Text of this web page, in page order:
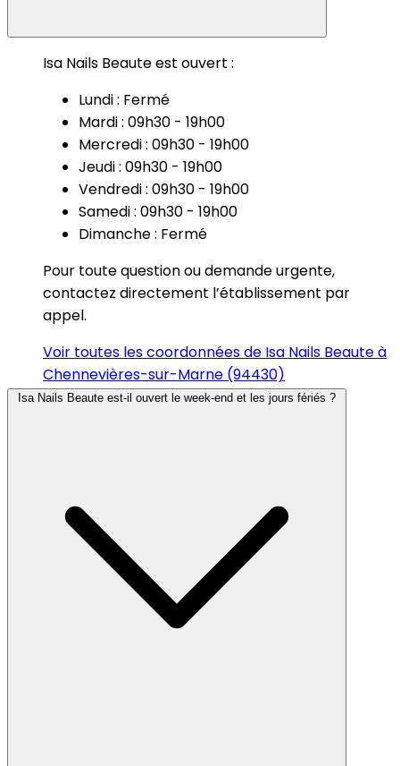
Isa Nails Beaute est ouvert :
Lundi : Fermé
Mardi : 09h30 - 19h00
Mercredi : 09h30 - 19h00
Jeudi : 09h30 - 19h00
Vendredi : 09h30 - 19h00
Samedi : 09h30 - 19h00
Dimanche : Fermé
Pour toute question ou demande urgente,
contactez directement l’établissement par
appel.
Voir toutes les coordonnées de Isa Nails Beaute à
Chennevières-sur-Marne (94430)
Isa Nails Beaute est-il ouvert le week-end et les jours fériés ?